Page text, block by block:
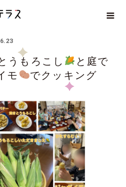
いただきもののとうもろこし
うもろこし
と庭で
モ
でクッキング